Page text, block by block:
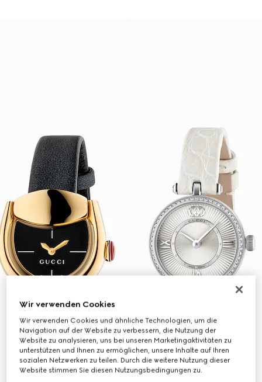
Wir verwenden Cookies
Wir verwenden Cookies und ähnliche Technologien, um die
Navigation auf der Website zu verbessern, die Nutzung der
Website zu analysieren, uns bei unseren Marketingaktivitäten zu
unterstützen und Ihnen zu ermöglichen, unsere Inhalte auf Ihren
sozialen Netzwerken zu teilen. Durch die weitere Nutzung dieser
Website stimmen Sie diesen Nutzungsbedingungen zu.